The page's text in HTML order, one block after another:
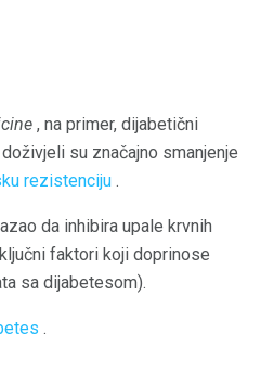
, na primer, dijabetični
su značajno smanjenje
rezistenciju .
da inhibira upale krvnih
faktori koji doprinose
sa dijabetesom).
.